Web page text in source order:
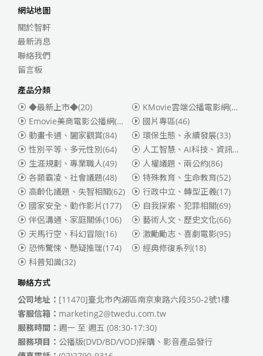
網站地圖
關於智軒
最新消息
聯絡我們
留言板
產品分類
◆最新上市◆(20)
KMovie雲端公播電影網(迪士尼、福斯、索尼)
Emovie美商電影公播網(華納)
(186)
國片專區(46)
動畫卡通、闔家觀賞(84) 環保生態、永續發展(33)
性別平等、多元性別(64) 人工智慧、AI科技、資訊安全
生涯規劃、專業職人(49) 人權議題、兩公約(86)
各類霸凌、社會議題(48) 特殊教育、生命教育(52)
高齡化議題、失智相關(62) 行政中立、轉型正義(17)
國家安全、動作影片(177) 自我探索、犯罪相關(69)
伴侶溝通、家庭關係(106) 藝術人文、歷史文化(66)
天馬行空、科幻冒險(16) 激勵勵志、喜劇電影(95)
恐怖驚悚、懸疑推理(174) 經典修復系列(18)
科普知識(32)
聯絡方式
公司地址： [11470]臺北市內湖區南京東路六段350-2號1樓
客服信箱： marketing2@twedu.com.tw
服務時間： 週一 至 週五 (08:30-17:30)
服務項目： 公播版(DVD/BD/VOD)採購、影音產品發行